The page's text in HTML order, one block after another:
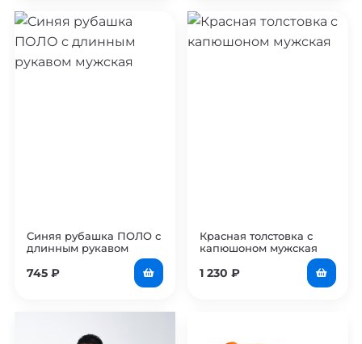
Синяя рубашка ПОЛО с
длинным рукавом
745 ₽
Красная толстовка с
капюшоном мужская
1 230 ₽